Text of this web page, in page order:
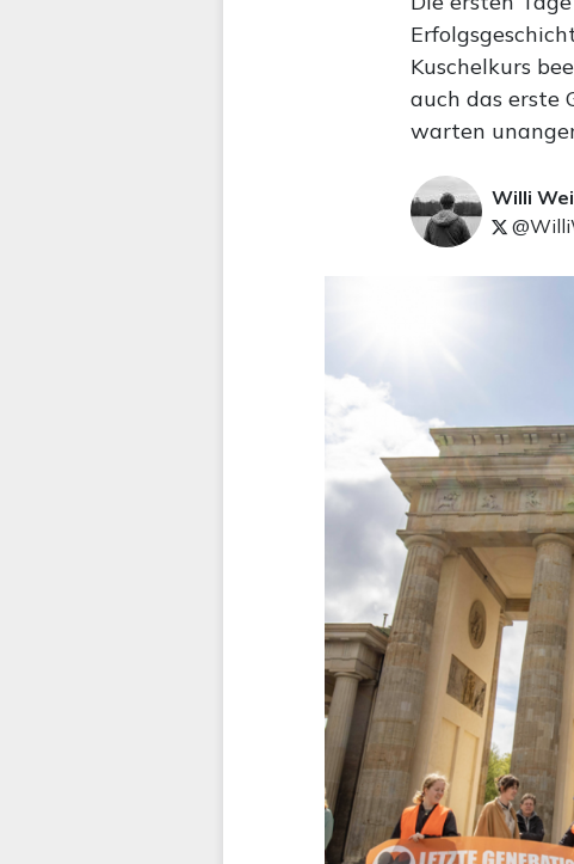
Kuschelkurs
auch das erste
warten
Willi